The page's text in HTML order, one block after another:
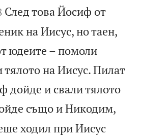
След това Йосиф от
на Иисус, но таен,
юдеите – помоли
тялото на Иисус. Пилат
дойде и свали тялото
също и Никодим,
ходил при Иисус